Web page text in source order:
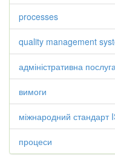
processes
quality management
адміністративна
вимоги
міжнародний стандарт
процеси